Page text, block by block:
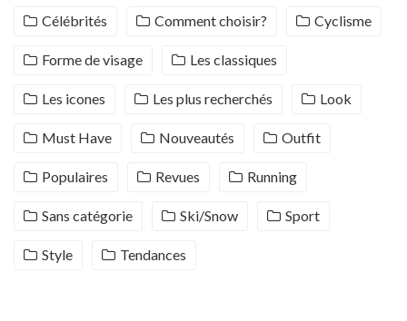
Célébrités Comment choisir? Cyclisme
Forme de visage Les classiques
Les icones Les plus recherchés Look
Must Have Nouveautés Outfit
Populaires Revues Running
Sans catégorie Ski/Snow Sport
Style Tendances